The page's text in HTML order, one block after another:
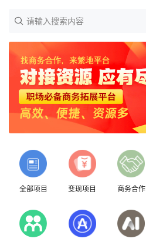
请输入搜索内容
全部项目 变现项目 商务合作